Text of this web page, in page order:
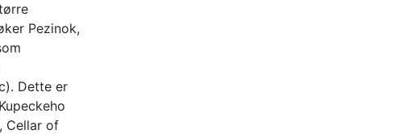
Pezinok,
Dette er
Cellar of